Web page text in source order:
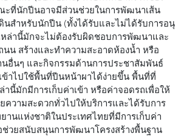
ะที่นักปีนอาจมีส่วนช่วยในการพัฒนาเส้น
นสำหรับนักปีน (ทั้งได้รับและไม่ได้รับการอนุ
ล่านี้มักจะไม่ต้องรับผิดชอบการพัฒนาและ
น สร้างและทำความสะอาดห้องน้ำ หรือ
นอื่นๆ และกิจกรรมด้านการประชาสัมพันธ์
ข้าไปใช้พื้นที่ปีนหน้าผาได้ง่ายขึ้น พื้นที่ที่
านี้มักมีการเก็บค่าเข้า หรือค่าจอดรถเพื่อให้
ความสะดวกทั่วไปให้บริการและได้รับการ
านแห่งชาติในประเทศไทยที่มีการเก็บค่า
ช่วยสนับสนุนการพัฒนาโครงสร้างพื้นฐาน